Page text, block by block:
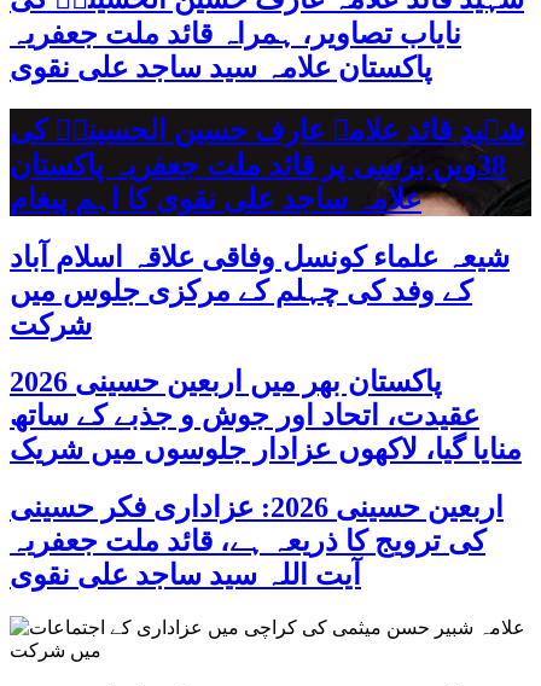
نایاب تصاویر، ہمراہ قائد ملت جعفریہ
پاکستان علامہ سید ساجد علی نقوی
شہید قائد علامہ عارف حسین الحسینیؒ کی
38ویں برسی پر قائد ملت جعفریہ پاکستان
علامہ ساجد علی نقوی کا اہم پیغام
شیعہ علماء کونسل وفاقی علاقہ اسلام آباد
کے وفد کی چہلم کے مرکزی جلوس میں
شرکت
پاکستان بھر میں اربعین حسینی 2026
عقیدت، اتحاد اور جوش و جذبے کے ساتھ
منایا گیا، لاکھوں عزادار جلوسوں میں شریک
اربعین حسینی 2026: عزاداری فکر حسینی
کی ترویج کا ذریعہ ہے، قائد ملت جعفریہ
آیت اللہ سید ساجد علی نقوی